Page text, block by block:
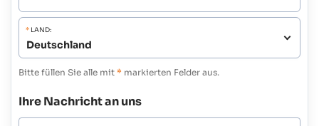
* LAND:
Bitte füllen Sie alle mit * markierten Felder aus.
Ihre Nachricht an uns